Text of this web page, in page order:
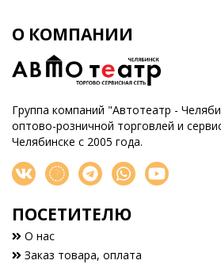
О КОМПАНИИ
Группа компаний "Автотеатр -
оптово-розничной торговлей и
Челябинске с 2005 года.
ПОСЕТИТЕЛЮ
О нас
Заказ товара, оплата